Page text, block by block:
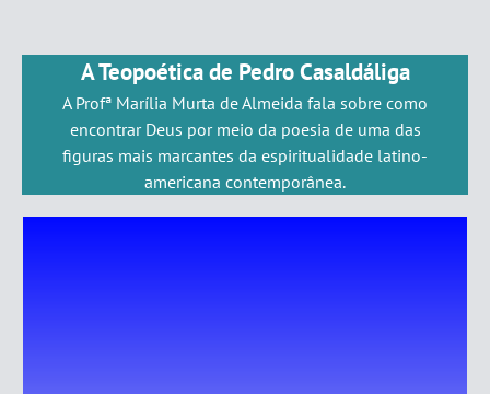
A Teopoética de Pedro Casaldáliga
A Profª Marília Murta de Almeida fala sobre como
encontrar Deus por meio da poesia de uma das
figuras mais marcantes da espiritualidade latino-
americana contemporânea.